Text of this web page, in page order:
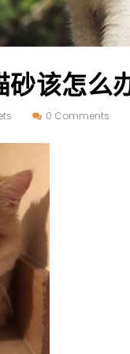
砂该怎么
0 Comments